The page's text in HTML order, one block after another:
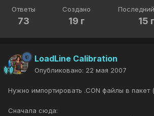
Ответы
73
Создано
19 г 15 г
LoadLine Calibration
Опубликовано: 22 мая 2007
Нужно импортировать .CON файлы в
Сначала сюда: